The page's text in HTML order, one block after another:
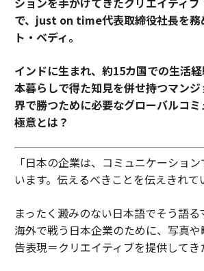
で、just on time代表取締役社長を務
ト・ベディ。
インドに生まれ、約15カ国での生活
本暮らしで得た知見を併せ持つマン
界で勝つために必要なグローバルコ
極意とは？
「日本の企業は、コミュニケーショ
います。伝えるべきことを伝えきれて
まったく澱みのない日本語でそう語る
海外で戦う日本企業のために、写真
告表現＝クリエイティブを提供してき